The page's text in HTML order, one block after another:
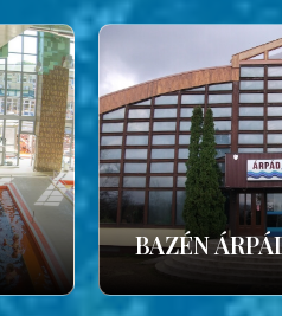
BAZÉN